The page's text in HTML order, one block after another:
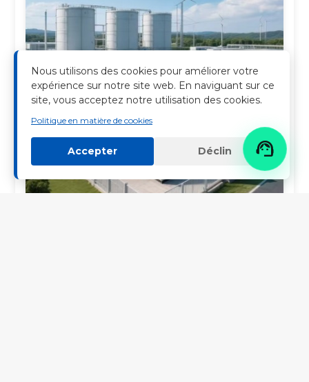
Nous utilisons des cookies pour améliorer votre
expérience sur notre site web. En naviguant sur ce
site, vous acceptez notre utilisation des cookies.
Politique en matière de cookies
Accepter Déclin 